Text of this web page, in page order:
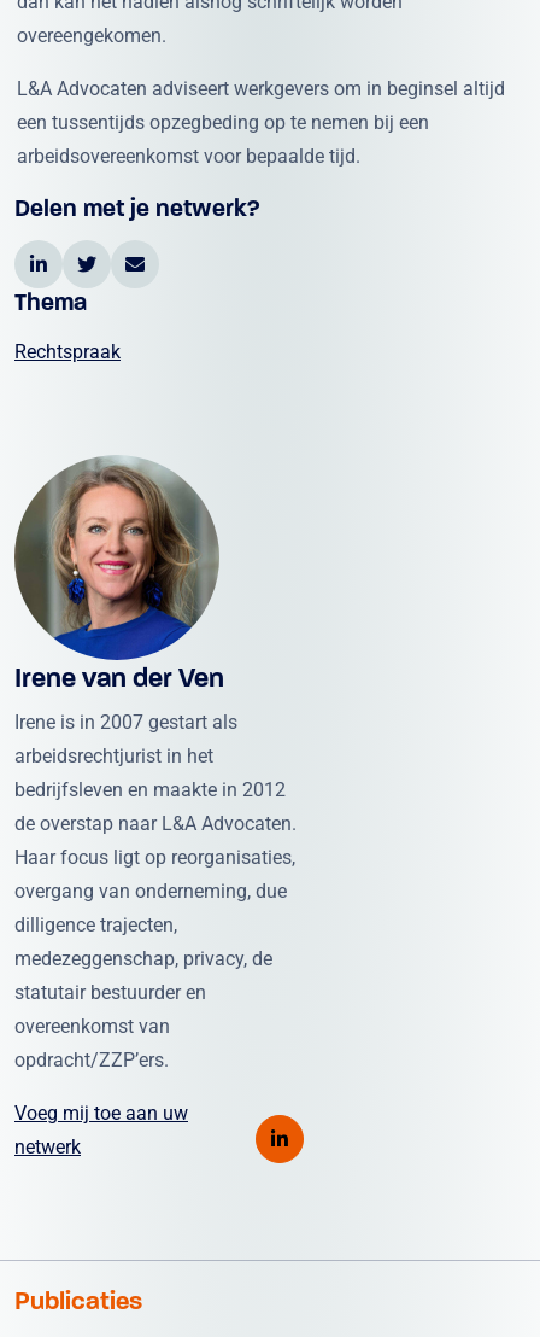
overeengekomen.
L&A Advocaten adviseert werkgevers om in beginsel altijd
een tussentijds opzegbeding op te nemen bij een
arbeidsovereenkomst voor bepaalde tijd.
Delen met je netwerk?
Thema
Rechtspraak
Irene van der Ven
Irene is in 2007 gestart als
arbeidsrechtjurist in het
bedrijfsleven en maakte in 2012
de overstap naar L&A Advocaten.
Haar focus ligt op reorganisaties,
overgang van onderneming, due
dilligence trajecten,
medezeggenschap, privacy, de
statutair bestuurder en
overeenkomst van
opdracht/ZZP’ers.
Voeg mij toe aan uw
netwerk
Publicaties